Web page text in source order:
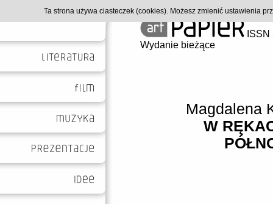
Wydanie bieżące
Magdalena
W
Ta strona używa ciasteczek (cookies). Możesz zmienić ustawienia